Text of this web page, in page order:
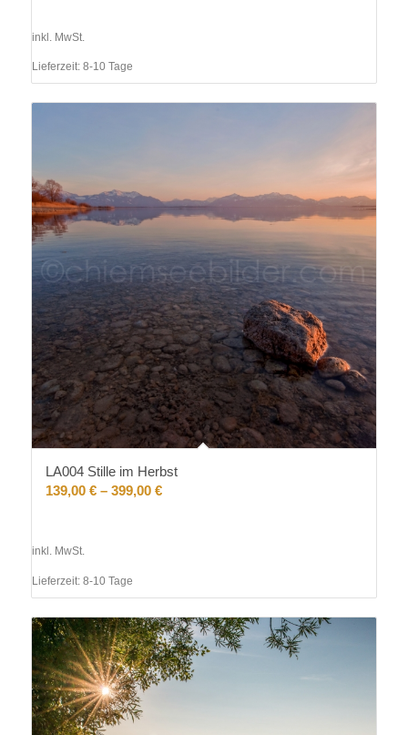
inkl. MwSt.
Lieferzeit: 8-10 Tage
LA004 Stille im Herbst
139,00 €– 399,00 €
inkl. MwSt.
Lieferzeit: 8-10 Tage